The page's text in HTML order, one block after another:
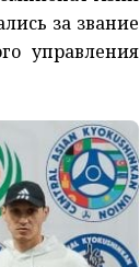
за звание
управления